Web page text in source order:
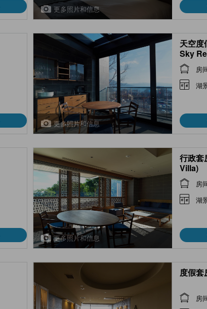
更多照片和信息
更多照片和信息
天空度
Sky
房
湖
更多照片和信息
行政
Villa)
房
湖
度假
房